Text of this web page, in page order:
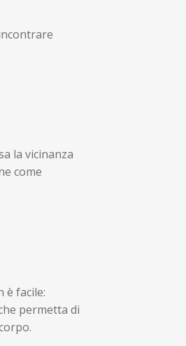
la vicinanza
come
è facile:
permetta di